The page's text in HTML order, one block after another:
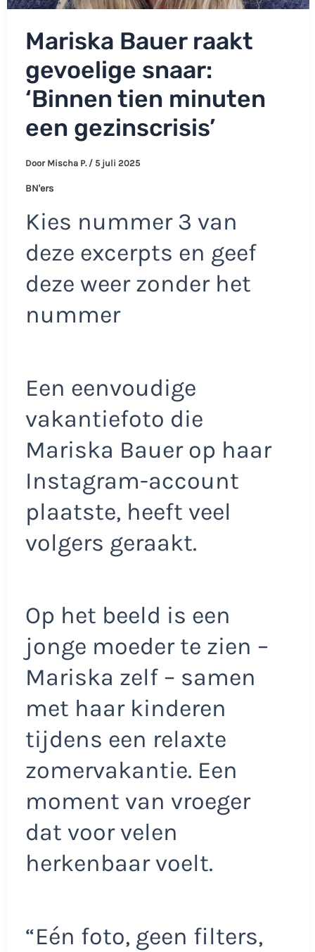
Mariska Bauer raakt
gevoelige snaar:
‘Binnen tien minuten
een gezinscrisis’
Door Mischa P. / 5 juli 2025
BN'ers
Kies nummer 3 van
deze excerpts en geef
deze weer zonder het
nummer
Een eenvoudige
vakantiefoto die
Mariska Bauer op haar
Instagram-account
plaatste, heeft veel
volgers geraakt.
Op het beeld is een
jonge moeder te zien –
Mariska zelf – samen
met haar kinderen
tijdens een relaxte
zomervakantie. Een
moment van vroeger
dat voor velen
herkenbaar voelt.
“Eén foto, geen filters,